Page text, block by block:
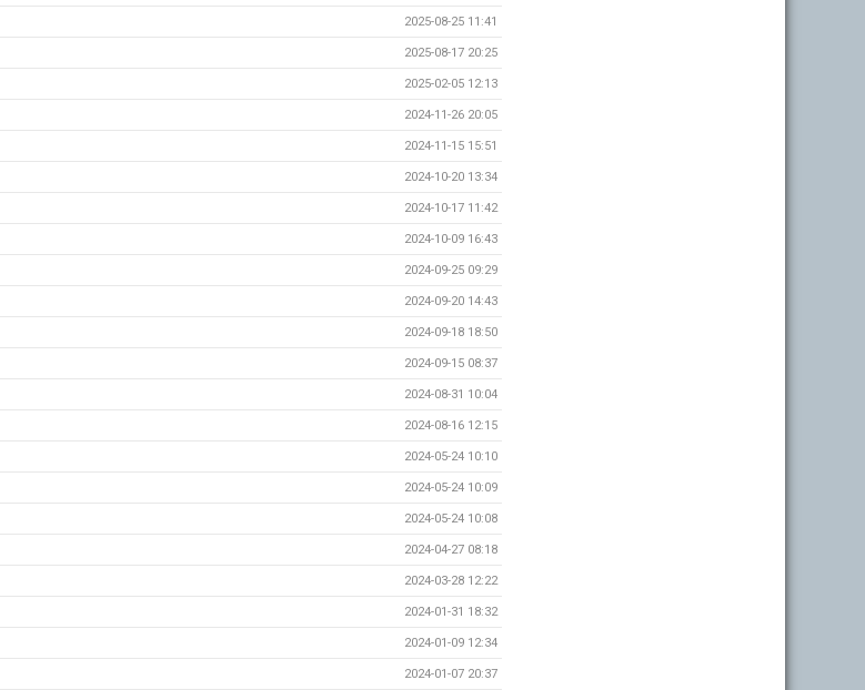
2025-08-25 11:41
2025-08-17 20:25
2025-02-05 12:13
2024-11-26 20:05
2024-11-15 15:51
2024-10-20 13:34
2024-10-17 11:42
2024-10-09 16:43
2024-09-25 09:29
2024-09-20 14:43
2024-09-18 18:50
2024-09-15 08:37
2024-08-31 10:04
2024-08-16 12:15
2024-05-24 10:10
2024-05-24 10:09
2024-05-24 10:08
2024-04-27 08:18
2024-03-28 12:22
2024-01-31 18:32
2024-01-09 12:34
2024-01-07 20:37